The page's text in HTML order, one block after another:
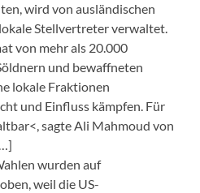
wird von ausländischen
Stellvertreter verwaltet.
von mehr als 20.000
und bewaffneten
lokale Fraktionen
und Einfluss kämpfen. Für
sagte Ali Mahmoud von
wurden auf
weil die US-